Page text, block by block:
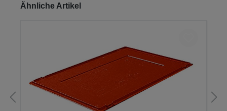
Produktgalerie überspringen
Ähnliche Artikel